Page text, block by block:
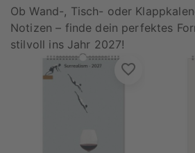
Ob Wand-, Tisch- oder
Notizen – finde dein perfektes
stilvoll ins Jahr 2027!